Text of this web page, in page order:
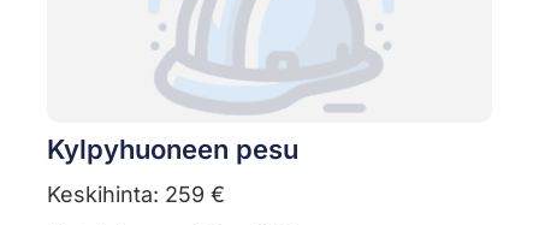
Kylpyhuoneen pesu
Keskihinta: 259 €